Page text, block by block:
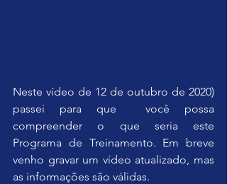
Neste vídeo de 12 de outubro de 2020)
passei para que  você possa
compreender o que seria este
Programa de Treinamento. Em breve
venho gravar um vídeo atualizado, mas
as informações são válidas.